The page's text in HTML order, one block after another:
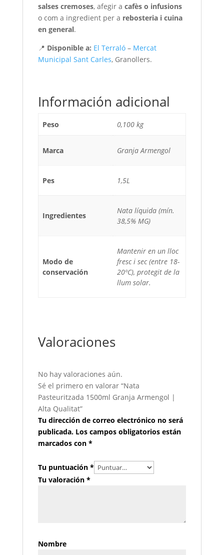
salses cremoses, afegir a cafès o infusions
o com a ingredient per a rebosteria i cuina
en general.
📍 Disponible a: El Terraló– Mercat
Municipal Sant Carles, Granollers.
Información adicional
Peso 0,100 kg
Marca Granja Armengol
Pes 1,5L
Ingredientes
Nata líquida (mín.
38,5% MG)
Modo de
conservación
Mantenir en un lloc
fresc i sec (entre 18-
20ºC), protegit de la
llum solar.
Valoraciones
No hay valoraciones aún.
Sé el primero en valorar “Nata
Pasteuritzada 1500ml Granja Armengol |
Alta Qualitat”
Tu dirección de correo electrónico no será
publicada. Los campos obligatorios están
marcados con *
Tu puntuación *
Tu valoración *
Nombre